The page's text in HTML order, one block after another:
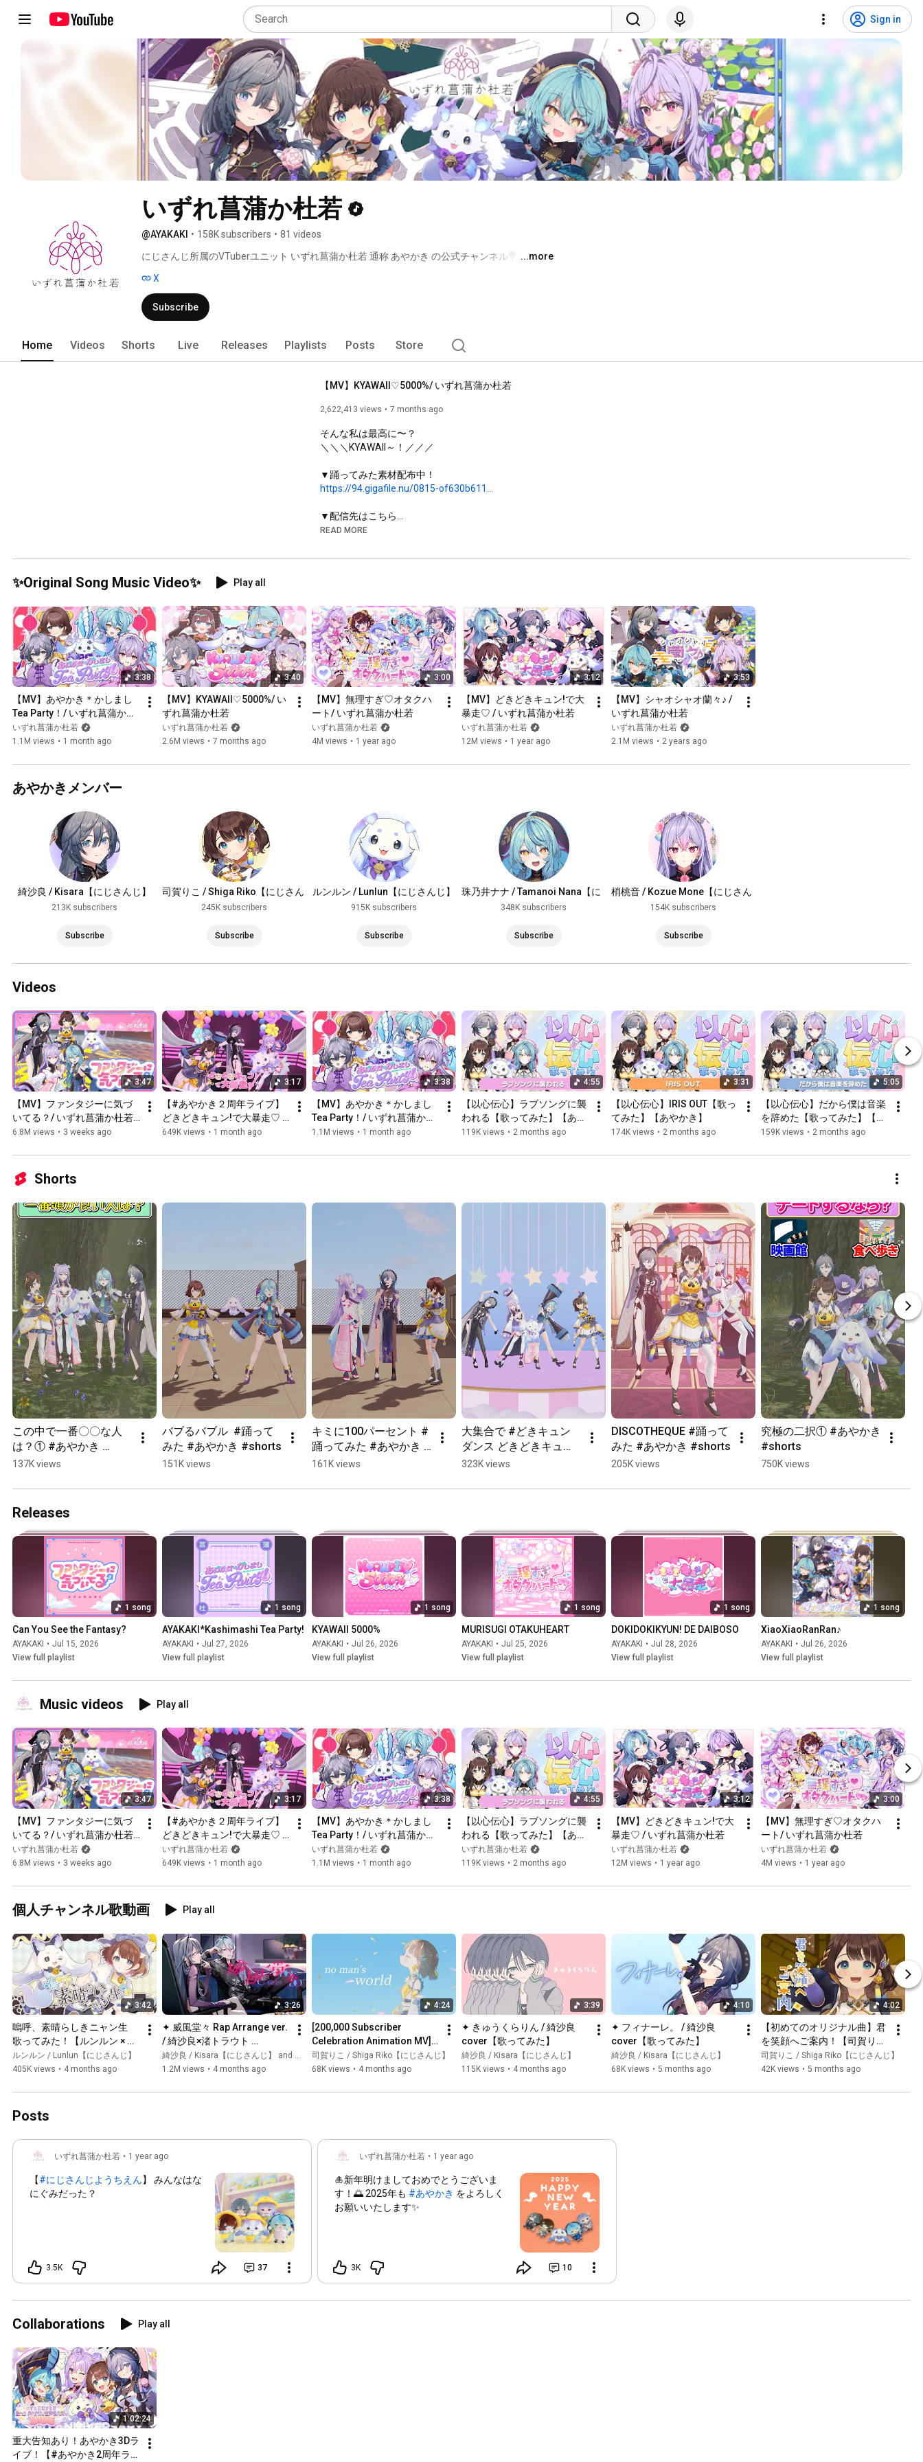
Sign in
いずれ菖蒲か杜若
@AYAKAKI • 158K subscribers • 81 videos
にじさんじ所属のVTuberユニット いずれ菖蒲か杜若 通称 あやかき の公式チャンネル💐🗺 ...more
X
Subscribe
Home Videos Shorts Live Releases Playlists Posts Store
【MV】KYAWAII♡5000%/ いずれ菖蒲か杜若
2,622,413 views 7 months ago
そんな私は最高に〜？
＼＼＼KYAWAII～！／／／
https://94.gigafile.nu/0815-of630b611...
https://nijisanjirecords.lnk.to/ayaka...
歌唱：いずれ菖蒲か杜若
イラスト：わか
SDアニメーション：あまぎゆう
振付：わた
動画：POhL
✧いずれ菖蒲か杜若とは✧
にじさんじ所属VTuber「司賀りこ」「珠乃井ナナ」「綺沙良」
「梢桃音」「ルンルン」の４名と１匹のユニット。
通称あやかき。
蘭阜という街でのんびり過ごしています。とっても素敵な街な
ので、みなさん遊びに来てくださいね。
https://www.youtube.com/@Kisara_nijis...
https://www.youtube.com/@KozueMone
https://www.youtube.com/@Lunlun_nijis...
https://twitter.com/AYAKAKI_INFO
https://www.anycolor.co.jp/notice-for...
READ MORE
✨Original Song Music Video✨ Play all
3:38
【MV】あやかき＊かしまし
Tea Party！/ いずれ菖蒲か杜
若
いずれ菖蒲か杜若
1.1M views • 1 month ago
3:40
【MV】KYAWAII♡5000%/ い
ずれ菖蒲か杜若
いずれ菖蒲か杜若
2.6M views • 7 months ago
3:00
【MV】無理すぎ♡オタクハ
ート/ いずれ菖蒲か杜若
いずれ菖蒲か杜若
4M views • 1 year ago
3:12
【MV】どきどきキュン!で大
暴走♡ / いずれ菖蒲か杜若
いずれ菖蒲か杜若
12M views • 1 year ago
3:53
【MV】シャオシャオ蘭々♪ /
いずれ菖蒲か杜若
いずれ菖蒲か杜若
2.1M views • 2 years ago
あやかきメンバー
綺沙良 / Kisara【にじさんじ】
213K subscribers
Subscribe
司賀りこ / Shiga Riko【にじさん
245K subscribers
Subscribe
ルンルン / Lunlun【にじさんじ】
915K subscribers
Subscribe
珠乃井ナナ / Tamanoi Nana【に
じさんじ】348K subscribers
Subscribe
梢桃音 / Kozue Mone【にじさん
154K subscribers
Subscribe
Videos
3:47
【MV】ファンタジーに気づ
いてる？/ いずれ菖蒲か杜若
｜『杖と剣の伝説』1周年タ
6.8M views • 3 weeks ago
3:17
【#あやかき２周年ライブ】
どきどきキュン!で大暴走♡ /
いずれ菖蒲か杜若
649K views • 1 month ago
3:38
【MV】あやかき＊かしまし
Tea Party！/ いずれ菖蒲か杜
若
1.1M views • 1 month ago
4:55
【以心伝心】ラブソングに襲
われる【歌ってみた】【あや
かき】
119K views • 2 months ago
3:31
【以心伝心】IRIS OUT【歌っ
てみた】【あやかき】
174K views • 2 months ago
5:05
【以心伝心】だから僕は音楽
を辞めた【歌ってみた】【あ
やかき】
159K views • 2 months ago
Shorts
この中で一番〇〇な人
は？① #あやかき
#shorts
137K views
バブるバブル  #踊って
みた #あやかき #shorts
151K views
キミに100パーセント #
踊ってみた #あやかき
#shorts
161K views
大集合で #どきキュン
ダンス どきどきキュン!
で大暴走♡ #踊ってみた
323K views
DISCOTHEQUE #踊って
みた #あやかき #shorts
205K views
究極の二択① #あやかき
#shorts
750K views
Releases
1 song
Can You See the Fantasy?
AYAKAKI • Jul 15, 2026
View full playlist
1 song
AYAKAKI*Kashimashi Tea Party!
AYAKAKI • Jul 27, 2026
View full playlist
1 song
KYAWAII 5000%
AYAKAKI • Jul 26, 2026
View full playlist
1 song
MURISUGI OTAKUHEART
AYAKAKI • Jul 25, 2026
View full playlist
1 song
DOKIDOKIKYUN! DE DAIBOSO
AYAKAKI • Jul 28, 2026
View full playlist
1 song
XiaoXiaoRanRan♪
AYAKAKI • Jul 26, 2026
View full playlist
Music videos Play all
3:47
【MV】ファンタジーに気づ
いてる？/ いずれ菖蒲か杜若
｜『杖と剣の伝説』1周年タ
イアップ主題歌
いずれ菖蒲か杜若
6.8M views • 3 weeks ago
3:17
【#あやかき２周年ライブ】
どきどきキュン!で大暴走♡ /
いずれ菖蒲か杜若
いずれ菖蒲か杜若
649K views • 1 month ago
3:38
【MV】あやかき＊かしまし
Tea Party！/ いずれ菖蒲か杜
若
いずれ菖蒲か杜若
1.1M views • 1 month ago
4:55
【以心伝心】ラブソングに襲
われる【歌ってみた】【あや
かき】
いずれ菖蒲か杜若
119K views • 2 months ago
3:12
【MV】どきどきキュン!で大
暴走♡ / いずれ菖蒲か杜若
いずれ菖蒲か杜若
12M views • 1 year ago
3:00
【MV】無理すぎ♡オタクハ
ート/ いずれ菖蒲か杜若
いずれ菖蒲か杜若
4M views • 1 year ago
個人チャンネル歌動画 Play all
3:42
嗚呼、素晴らしきニャン生
歌ってみた！【ルンルン × 司
賀りこ /にじさんじ】
ルンルン / Lunlun【にじさんじ】
405K views • 4 months ago
3:26
✦ 威風堂々 Rap Arrange ver.
/ 綺沙良×渚トラウト
cover【歌ってみた】
綺沙良 / Kisara【にじさんじ】 and 渚トラウト / Nagisa Trout【にじさんじ】
1.2M views • 4 months ago
4:24
[200,000 Subscriber
Celebration Animation MV]
no man’s world [Cover] by
Riko Shiga / Nijisanji
司賀りこ / Shiga Riko【にじさんじ】
68K views • 4 months ago
3:39
✦ きゅうくらりん / 綺沙良
cover【歌ってみた】
綺沙良 / Kisara【にじさんじ】
115K views • 4 months ago
4:10
✦ フィナーレ。 / 綺沙良
cover【歌ってみた】
綺沙良 / Kisara【にじさんじ】
68K views • 5 months ago
4:02
【初めてのオリジナル曲】君
を笑顔へご案内！【司賀り
こ/にじさんじ所属】【3Dお
披露目映像】
司賀りこ / Shiga Riko【にじさんじ】
42K views • 5 months ago
Posts
いずれ菖蒲か杜若 • 1 year ago
【#にじさんじようちえん】 みんなはな
にぐみだった？
3.5K 37
いずれ菖蒲か杜若 • 1 year ago
🎍新年明けましておめでとうございま
す！🌅 2025年も #あやかき をよろしく
お願いいたします✨
3K 10
Collaborations Play all
1:02:24
重大告知あり！あやかき3Dラ
イブ！【#あやかき2周年ライ